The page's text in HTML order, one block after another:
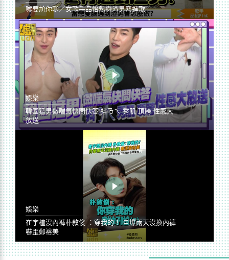
噓要尬你聊／女歌手品怡熱戀渣男寫進歌
娛樂
韓國猛男微喘氣快問快答 抖ㄋㄟ 秀肌 頂胯 性感大
放送
娛樂
崔宇植沒內褲朴敘俊 ：穿我的！ 自爆兩天沒換內褲
嚇歪鄭裕美